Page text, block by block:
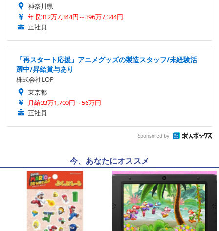
神奈川県
年収312万7,344円～396万7,344円
正社員
「再スタート応援」アニメグッズの製造スタッフ/未経験活
躍中/昇給賞与あり
株式会社LOP
東京都
月給33万1,700円～56万円
正社員
Sponsored by
今、あなたにオススメ